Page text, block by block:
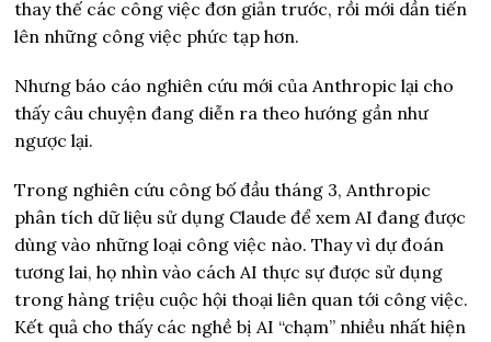
thay thế các công việc đơn giản trước, rồi mới dần tiến
lên những công việc phức tạp hơn.
Nhưng báo cáo nghiên cứu mới của Anthropic lại cho
thấy câu chuyện đang diễn ra theo hướng gần như
ngược lại.
Trong nghiên cứu công bố đầu tháng 3, Anthropic
phân tích dữ liệu sử dụng Claude để xem AI đang được
dùng vào những loại công việc nào. Thay vì dự đoán
tương lai, họ nhìn vào cách AI thực sự được sử dụng
trong hàng triệu cuộc hội thoại liên quan tới công việc.
Kết quả cho thấy các nghề bị AI “chạm” nhiều nhất hiện